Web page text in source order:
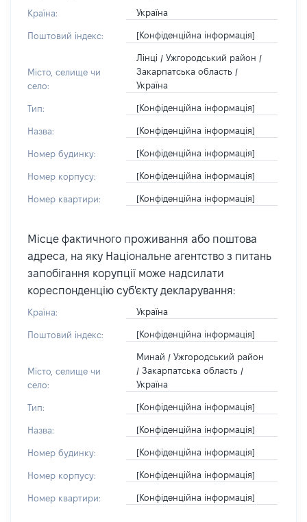
Країна: Україна
Поштовий індекс: [Конфіденційна інформація]
Місто, селище чи
село:
Лінці / Ужгородський район /
Закарпатська область /
Україна
Тип: [Конфіденційна інформація]
Назва: [Конфіденційна інформація]
Номер будинку: [Конфіденційна інформація]
Номер корпусу: [Конфіденційна інформація]
Номер квартири: [Конфіденційна інформація]
Місце фактичного проживання або поштова
адреса, на яку Національне агентство з питань
запобігання корупції може надсилати
кореспонденцію суб'єкту декларування:
Країна: Україна
Поштовий індекс: [Конфіденційна інформація]
Місто, селище чи
село:
Минай / Ужгородський район
/ Закарпатська область /
Україна
Тип: [Конфіденційна інформація]
Назва: [Конфіденційна інформація]
Номер будинку: [Конфіденційна інформація]
Номер корпусу: [Конфіденційна інформація]
Номер квартири: [Конфіденційна інформація]